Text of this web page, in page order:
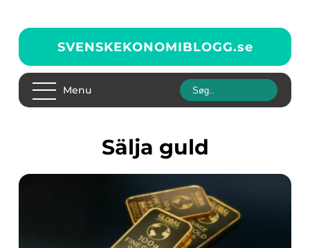
SVENSKEKONOMIBLOGG.se
Menu
sälja guld